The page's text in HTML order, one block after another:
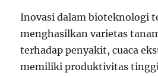
Inovasi dalam bioteknologi
menghasilkan varietas
terhadap penyakit, cuaca
memiliki produktivitas